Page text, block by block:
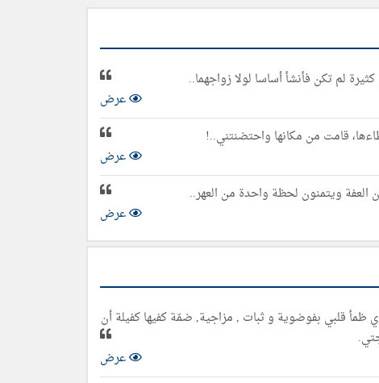
لم تكن فأنشأ أساسا لولا زواجهما..
عرض
قامت من مكانها واحتضنتني..!
عرض
العفة ويتمنون لحظة واحدة من العهر..
عرض
ظمأ قلبي بفوضوية و ثبات , مزاجية, ضمّة كفيها كفيلة أن
عرض